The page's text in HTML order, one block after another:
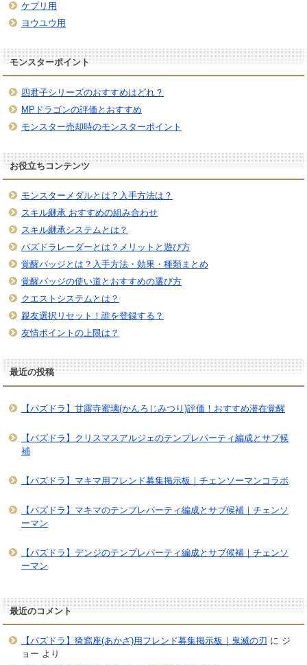
ケプリ用
ヨウユウ用
モンスターポイント
四君子シリーズのおすすめはどれ？
MPドラゴンの評価とおすすめ
モンスター売却時のモンスターポイント
お役立ちコンテンツ
モンスターメダルとは？入手方法は？
スキル継承 おすすめの組み合わせ
スキル継承システムとは？
パズドラレーダーとは？メリットと遊び方
覚醒バッジとは？入手方法・効果・種類まとめ
覚醒バッジの使い道とおすすめの選び方
クエストシステムとは？
親友選択リセット！誰を登録する？
友情ポイントの上限は？
最近の投稿
【パズドラ】甘露寺蜜璃(かんろじみつり)評価！おすすめ潜在覚醒
【パズドラ】クリスマスアルジェのテンプレパーティ編成とサブ候
補
【パズドラ】マキマ用フレンド募集掲示板｜チェンソーマンコラボ
【パズドラ】マキマのテンプレパーティ編成とサブ候補｜チェンソ
ーマン
【パズドラ】デンジのテンプレパーティ編成とサブ候補｜チェンソ
ーマン
最近のコメント
【パズドラ】猗窩座(あかざ)用フレンド募集掲示板｜鬼滅の刃 に ジ
ョー より